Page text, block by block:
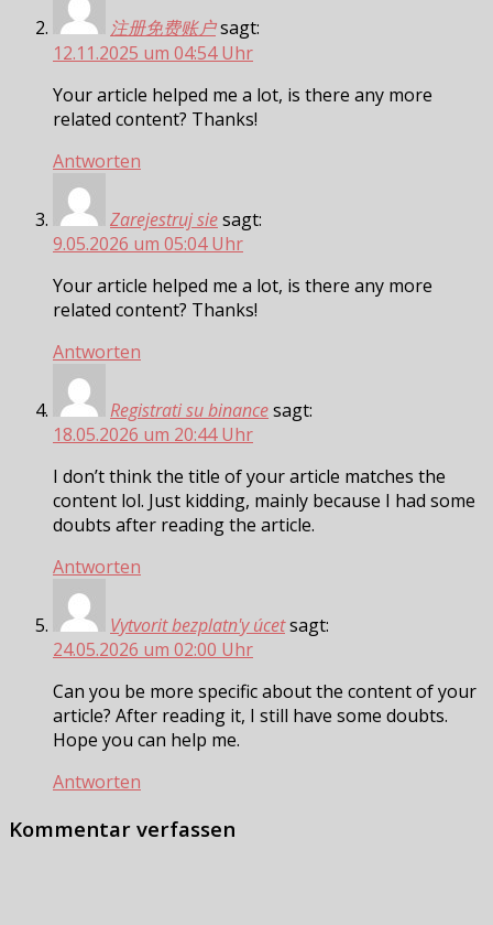
注册免费账户sagt:
12.11.2025 um 04:54 Uhr
Your article helped me a lot, is there any more
related content? Thanks!
Antworten
Zarejestruj siesagt:
9.05.2026 um 05:04 Uhr
Your article helped me a lot, is there any more
related content? Thanks!
Antworten
Registrati su binancesagt:
18.05.2026 um 20:44 Uhr
I don’t think the title of your article matches the
content lol. Just kidding, mainly because I had some
doubts after reading the article.
Antworten
Vytvorit bezplatn'y úcetsagt:
24.05.2026 um 02:00 Uhr
Can you be more specific about the content of your
article? After reading it, I still have some doubts.
Hope you can help me.
Antworten
Kommentar verfassen